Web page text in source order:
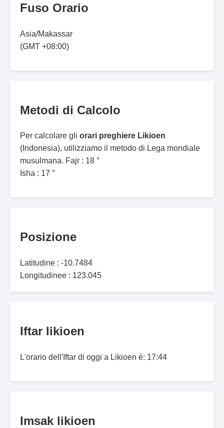
Fuso Orario
Asia/Makassar
(GMT +08:00)
Metodi di Calcolo
Per calcolare gli orari preghiere Likioen
(Indonesia), utilizziamo il metodo di Lega mondiale
musulmana. Fajr : 18 °
Isha : 17 °
Posizione
Latitudine : -10.7484
Longitudinee : 123.045
Iftar likioen
L'orario dell'Iftar di oggi a Likioen è: 17:44
Imsak likioen